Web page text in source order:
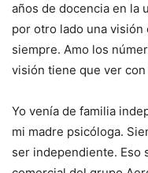
años de docencia en la
por otro lado una
siempre. Amo los
visión tiene que ver
Yo venía de familia
mi madre psicóloga.
ser independiente. Eso